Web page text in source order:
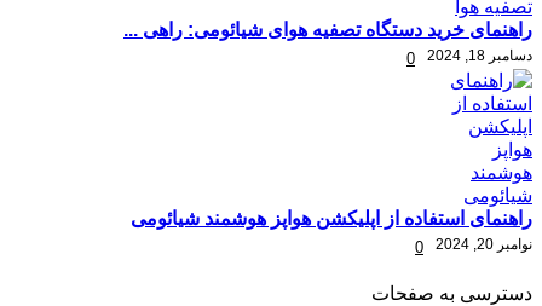
راهنمای خرید دستگاه تصفیه هوای شیائومی: راهی ...
دسامبر 18, 2024 0
راهنمای استفاده از اپلیکشن هواپز هوشمند شیائومی
نوامبر 20, 2024 0
دسترسی به صفحات